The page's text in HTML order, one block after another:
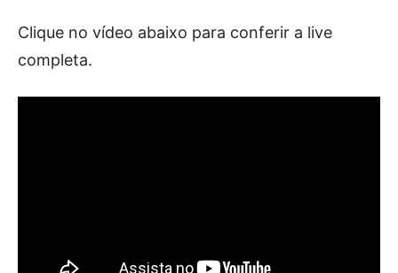
Clique no vídeo abaixo para conferir a live
completa.